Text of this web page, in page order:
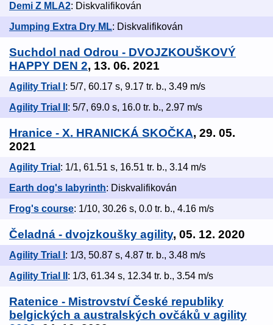
Demi Z MLA2: Diskvalifikován
Jumping Extra Dry ML: Diskvalifikován
Suchdol nad Odrou - DVOJZKOUŠKOVÝ
HAPPY DEN 2, 13. 06. 2021
Agility Trial I : 5/7, 60.17 s, 9.17 tr. b., 3.49 m/s
Agility Trial II : 5/7, 69.0 s, 16.0 tr. b., 2.97 m/s
Hranice - X. HRANICKÁ SKOČKA, 29. 05.
2021
Agility Trial : 1/1, 61.51 s, 16.51 tr. b., 3.14 m/s
Earth dog's labyrinth: Diskvalifikován
Frog's course: 1/10, 30.26 s, 0.0 tr. b., 4.16 m/s
Čeladná - dvojzkoušky agility, 05. 12. 2020
Agility Trial I : 1/3, 50.87 s, 4.87 tr. b., 3.48 m/s
Agility Trial II : 1/3, 61.34 s, 12.34 tr. b., 3.54 m/s
Ratenice - Mistrovství České republiky
belgických a australských ovčáků v agility